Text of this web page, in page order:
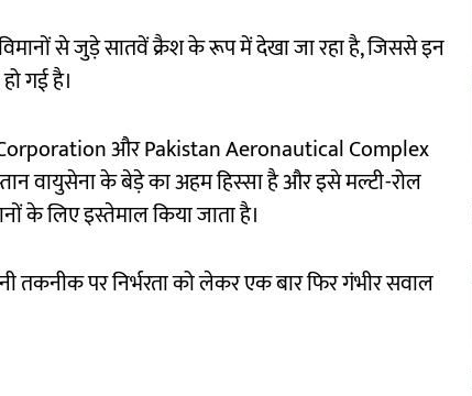
से जुड़े सातवें क्रैश के रूप में देखा जा रहा है, जिससे इन
गई है।
और Pakistan Aeronautical Complex
वायुसेना के बेड़े का अहम हिस्सा है और इसे मल्टी-रोल
के लिए इस्तेमाल किया जाता है।
तकनीक पर निर्भरता को लेकर एक बार फिर गंभीर सवाल